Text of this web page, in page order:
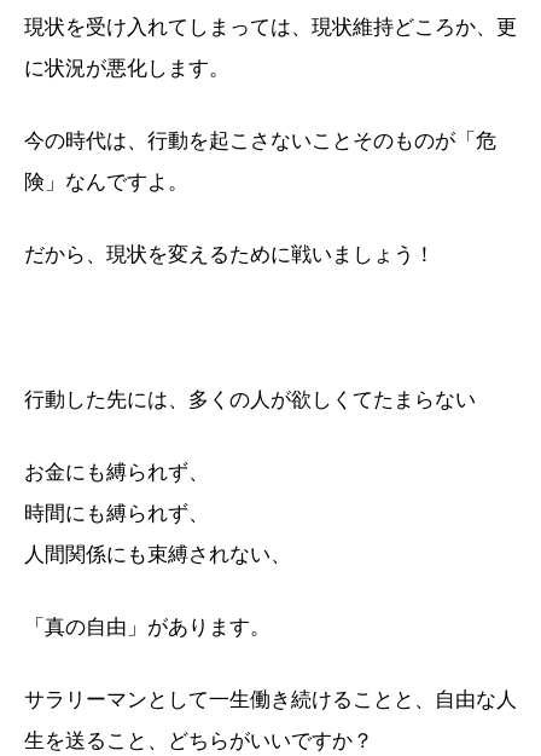
現状を受け入れてしまっては、現状維持どころか、更
に状況が悪化します。
今の時代は、行動を起こさないことそのものが「危
険」なんですよ。
だから、現状を変えるために戦いましょう！
行動した先には、多くの人が欲しくてたまらない
お金にも縛られず、
時間にも縛られず、
人間関係にも束縛されない、
「真の自由」があります。
サラリーマンとして一生働き続けることと、自由な人
生を送ること、どちらがいいですか？